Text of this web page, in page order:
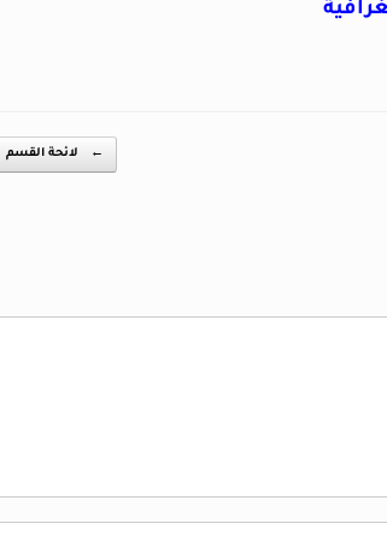
← لائحة القسم